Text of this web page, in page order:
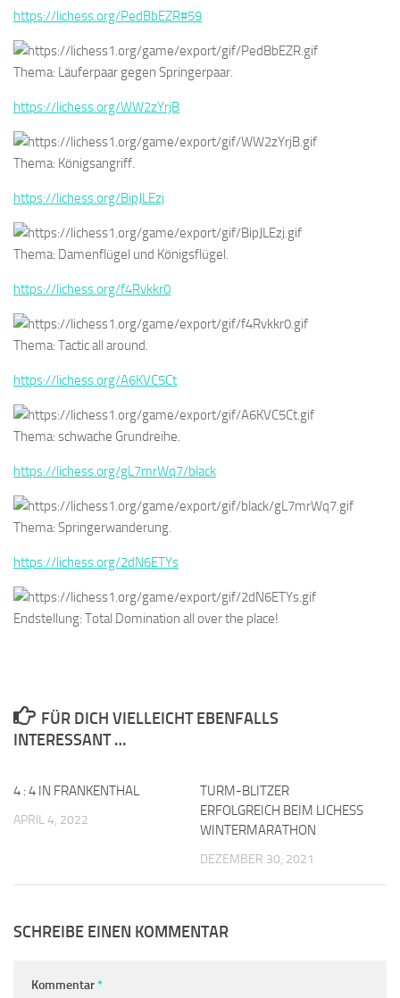
https://lichess.org/PedBbEZR#59
Thema: Läuferpaar gegen Springerpaar.
https://lichess.org/WW2zYrjB
Thema: Königsangriff.
https://lichess.org/BipJLEzj
Thema: Damenflügel und Königsflügel.
https://lichess.org/f4Rvkkr0
Thema: Tactic all around.
https://lichess.org/A6KVC5Ct
Thema: schwache Grundreihe.
https://lichess.org/gL7mrWq7/black
Thema: Springerwanderung.
https://lichess.org/2dN6ETYs
Endstellung: Total Domination all over the place!
FÜR DICH VIELLEICHT EBENFALLS
INTERESSANT …
4 : 4 IN FRANKENTHAL
APRIL 4, 2022
TURM-BLITZER
ERFOLGREICH BEIM LICHESS
WINTERMARATHON
DEZEMBER 30, 2021
SCHREIBE EINEN KOMMENTAR
Kommentar*